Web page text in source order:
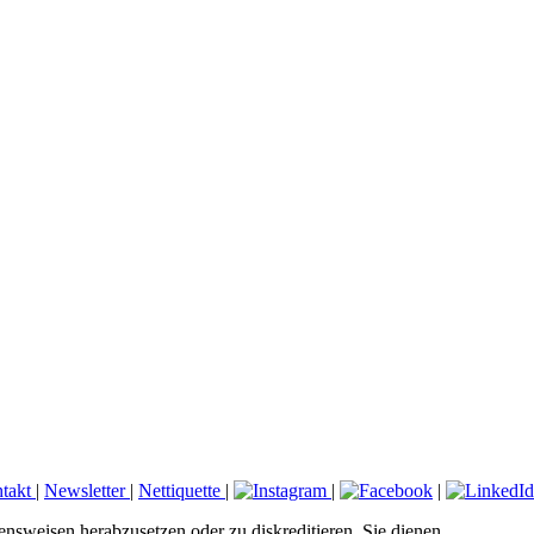
| Newsletter | Nettiquette | |
|